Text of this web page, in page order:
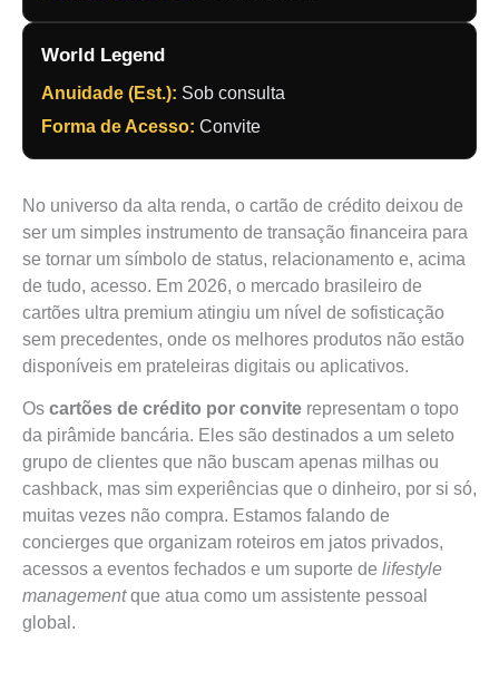
World Legend
Anuidade (Est.): Sob consulta
Forma de Acesso: Convite
No universo da alta renda, o cartão de crédito deixou de
ser um simples instrumento de transação financeira para
se tornar um símbolo de status, relacionamento e, acima
de tudo, acesso. Em 2026, o mercado brasileiro de
cartões ultra premium atingiu um nível de sofisticação
sem precedentes, onde os melhores produtos não estão
disponíveis em prateleiras digitais ou aplicativos.
Os cartões de crédito por convite representam o topo
da pirâmide bancária. Eles são destinados a um seleto
grupo de clientes que não buscam apenas milhas ou
cashback, mas sim experiências que o dinheiro, por si só,
muitas vezes não compra. Estamos falando de
concierges que organizam roteiros em jatos privados,
acessos a eventos fechados e um suporte de lifestyle
managementque atua como um assistente pessoal
global.